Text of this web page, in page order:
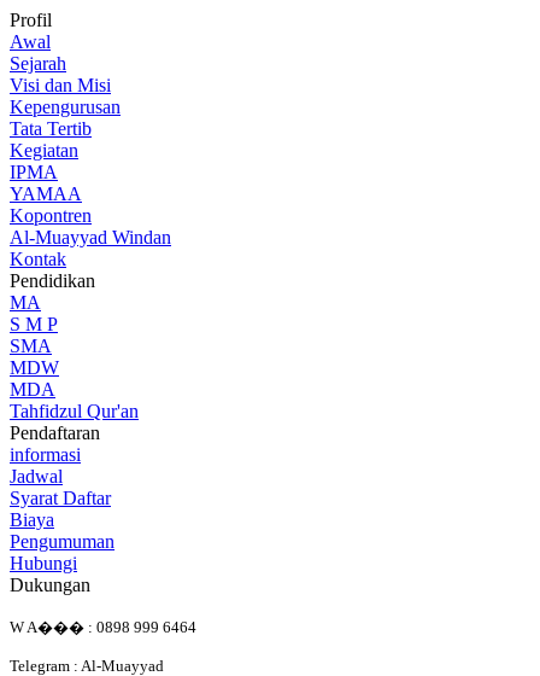
Profil
Awal
Sejarah
Visi dan Misi
Kepengurusan
Tata Tertib
Kegiatan
IPMA
YAMAA
Kopontren
Al-Muayyad Windan
Kontak
Pendidikan
MA
S M P
SMA
MDW
MDA
Tahfidzul Qur'an
Pendaftaran
informasi
Jadwal
Syarat Daftar
Biaya
Pengumuman
Hubungi
Dukungan
W A��� : 0898 999 6464
Telegram : Al-Muayyad